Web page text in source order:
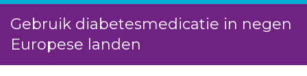
Projecten
Over IVM
Actueel
Gebruik diabetesmedicatie in negen
Europese landen